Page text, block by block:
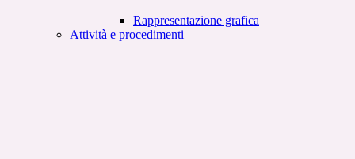
Rappresentazione grafica
Attività e procedimenti